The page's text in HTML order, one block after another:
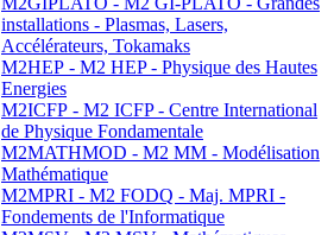
installations - Plasmas, Lasers,
Accélérateurs, Tokamaks
M2HEP - M2 HEP - Physique des Hautes
Energies
M2ICFP - M2 ICFP - Centre International
de Physique Fondamentale
M2MATHMOD - M2 MM - Modélisation
Mathématique
M2MPRI - M2 FODQ - Maj. MPRI -
Fondements de l'Informatique